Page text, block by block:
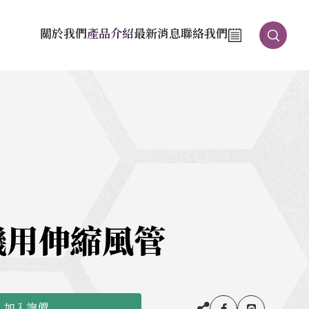
關於我們產品介紹最新消息聯絡我們
伸縮風管